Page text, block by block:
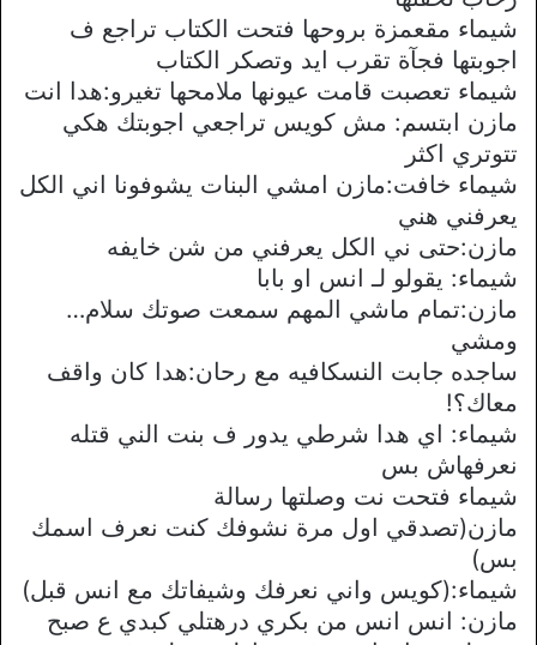
شيماء مقعمزة بروحها فتحت الكتاب تراجع ف
اجوبتها فجآة تقرب ايد وتصكر الكتاب
شيماء تعصبت قامت عيونها ملامحها تغيرو:هدا انت
مازن ابتسم: مش كويس تراجعي اجوبتك هكي
تتوتري اكثر
شيماء خافت:مازن امشي البنات يشوفونا اني الكل
يعرفني هني
مازن:حتى ني الكل يعرفني من شن خايفه
شيماء: يقولو لـ انس او بابا
مازن:تمام ماشي المهم سمعت صوتك سلام…
ومشي
ساجده جابت النسكافيه مع رحان:هدا كان واقف
معاك؟!
شيماء: اي هدا شرطي يدور ف بنت الني قتله
نعرفهاش بس
شيماء فتحت نت وصلتها رسالة
مازن(تصدقي اول مرة نشوفك كنت نعرف اسمك
بس)
شيماء:(كويس واني نعرفك وشيفاتك مع انس قبل)
مازن: انس انس من بكري درهتلي كبدي ع صبح